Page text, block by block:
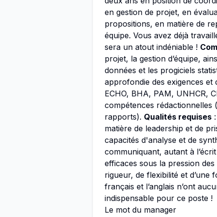
en gestion de projet, en
propositions, en matière de
équipe. Vous avez déjà
sera un atout indéniable !
projet, la gestion d’équipe,
données et les progiciels
approfondie des exigences
ECHO, BHA, PAM, UNHCR,
compétences
rapports). Qualités requises
matière de leadership et de
capacités d'analyse et de
communiquant, autant à
efficaces sous la pression
rigueur, de flexibilité et d’une
français et l’anglais n’ont
indispensable pour ce poste !
Le mot du manager